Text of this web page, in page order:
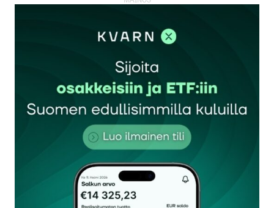
kirjautua
rekisteröityä
Sähköpostiosoitettasi ei julkaista.Pakolliset
kentät on merkitty*
Kommentti*